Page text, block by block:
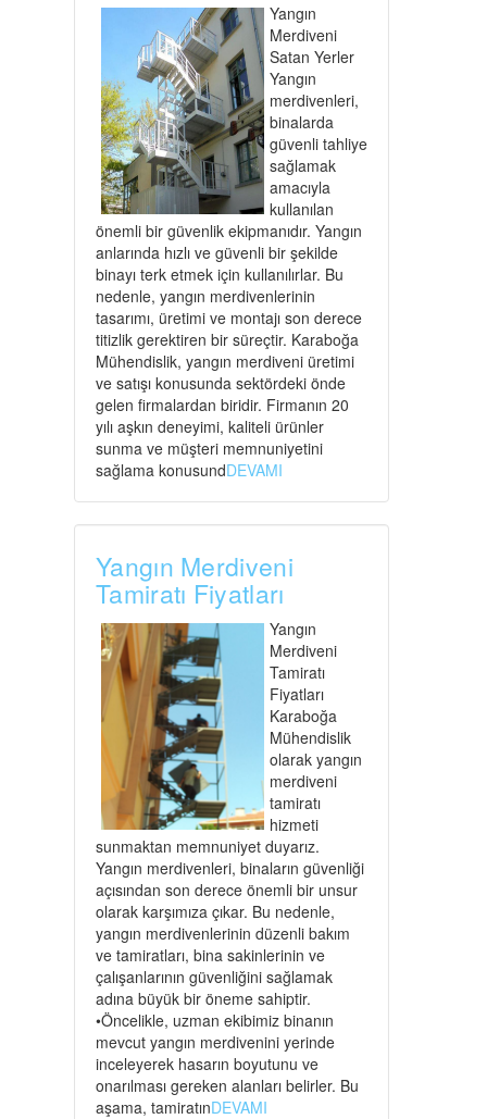
Yangın
Merdiveni
Satan Yerler
Yangın
merdivenleri,
binalarda
güvenli tahliye
sağlamak
amacıyla
kullanılan
önemli bir güvenlik ekipmanıdır. Yangın
anlarında hızlı ve güvenli bir şekilde
binayı terk etmek için kullanılırlar. Bu
nedenle, yangın merdivenlerinin
tasarımı, üretimi ve montajı son derece
titizlik gerektiren bir süreçtir. Karaboğa
Mühendislik, yangın merdiveni üretimi
ve satışı konusunda sektördeki önde
gelen firmalardan biridir. Firmanın 20
yılı aşkın deneyimi, kaliteli ürünler
sunma ve müşteri memnuniyetini
sağlama konusundDEVAMI
Yangın Merdiveni
Tamiratı Fiyatları
Yangın
Merdiveni
Tamiratı
Fiyatları
Karaboğa
Mühendislik
olarak yangın
merdiveni
tamiratı
hizmeti
sunmaktan memnuniyet duyarız.
Yangın merdivenleri, binaların güvenliği
açısından son derece önemli bir unsur
olarak karşımıza çıkar. Bu nedenle,
yangın merdivenlerinin düzenli bakım
ve tamiratları, bina sakinlerinin ve
çalışanlarının güvenliğini sağlamak
adına büyük bir öneme sahiptir.
•Öncelikle, uzman ekibimiz binanın
mevcut yangın merdivenini yerinde
inceleyerek hasarın boyutunu ve
onarılması gereken alanları belirler. Bu
aşama, tamiratınDEVAMI